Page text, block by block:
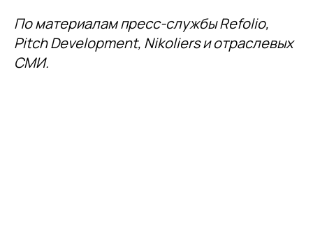
По материалам пресс-службы Refolio,
Pitch Development, Nikoliers и отраслевых
СМИ.